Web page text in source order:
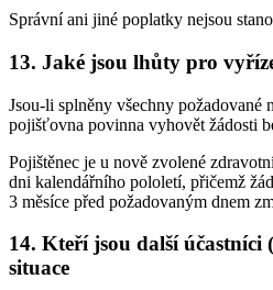
Správní ani jiné poplatky nejsou
13. Jaké jsou lhůty pro
Jsou-li splněny všechny požadované
pojišťovna povinna vyhovět žádosti
Pojištěnec je u nově zvolené
dni kalendářního pololetí, přičemž
3 měsíce před požadovaným dnem
14. Kteří jsou další účastníci
situace